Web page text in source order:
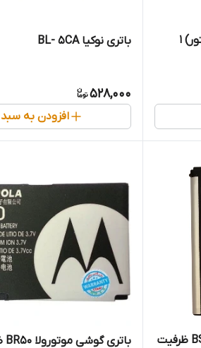
شارژر اپل واچ (اصل، اپل استور) 1
باتری نوکیا BL- 5CA
528,000
افزودن به سبد
باتری سونی اریکسون BST-37 ظرفیت